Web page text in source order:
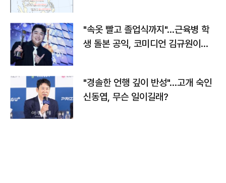
"속옷 빨고 졸업식까지"…근육병 학
생 돌본 공익, 코미디언 김규원이었
"경솔한 언행 깊이 반성"…고개 숙인
신동엽, 무슨 일이길래?